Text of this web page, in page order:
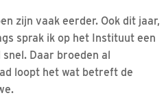
zijn vaak eerder. Ook dit jaar,
sprak ik op het Instituut een
Daar broeden al
loopt het wat betreft de